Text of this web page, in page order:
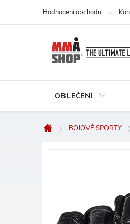
Hodnocení obchodu
OBLEČENÍ
Domů
BOJOVÉ SPORTY